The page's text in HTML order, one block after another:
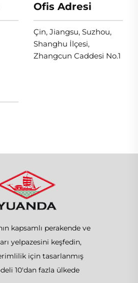
Ofis Adresi
Çin, Jiangsu, Suzhou,
Shanghu İlçesi,
Zhangcun Caddesi No.1
kapsamlı perakende ve
yelpazesini keşfedin,
için tasarlanmış
10'dan fazla ülkede